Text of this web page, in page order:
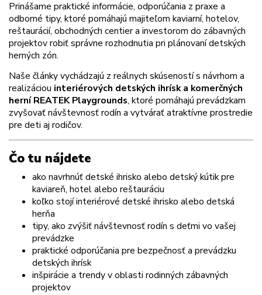
Prinášame praktické informácie, odporúčania z praxe a
odborné tipy, ktoré pomáhajú majiteľom kaviarní, hotelov,
reštaurácií, obchodných centier a investorom do zábavných
projektov robiť správne rozhodnutia pri plánovaní detských
herných zón.
Naše články vychádzajú z reálnych skúseností s návrhom a
realizáciou interiérových detských ihrísk a komerčných
herní REATEK Playgrounds, ktoré pomáhajú prevádzkam
zvyšovať návštevnosť rodín a vytvárať atraktívne prostredie
pre deti aj rodičov.
Čo tu nájdete
ako navrhnúť detské ihrisko alebo detský kútik pre
kaviareň, hotel alebo reštauráciu
koľko stojí interiérové detské ihrisko alebo detská
herňa
tipy, ako zvýšiť návštevnosť rodín s deťmi vo vašej
prevádzke
praktické odporúčania pre bezpečnosť a prevádzku
detských ihrísk
inšpirácie a trendy v oblasti rodinných zábavných
projektov